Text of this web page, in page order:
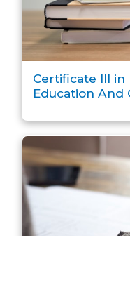
Certificate III in
Education And